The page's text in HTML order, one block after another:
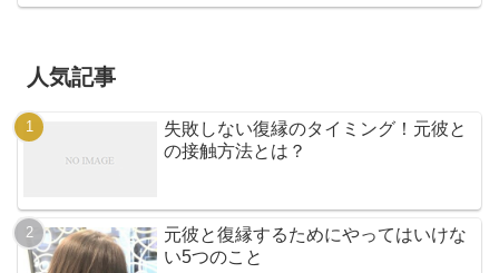
人気記事
失敗しない復縁のタイミング！元彼と
の接触方法とは？
元彼と復縁するためにやってはいけな
い5つのこと